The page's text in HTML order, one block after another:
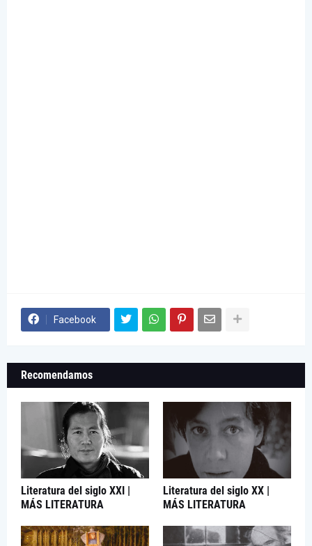
Facebook
Recomendamos
Literatura del siglo XXI |
MÁS LITERATURA
Literatura del siglo XX |
MÁS LITERATURA